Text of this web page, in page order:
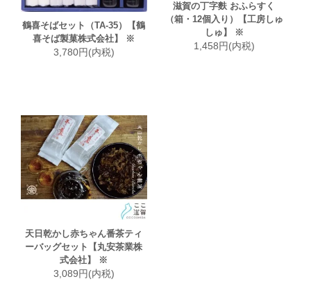
鶴喜そばセット（TA-35）【鶴
喜そば製菓株式会社】 ※
3,780円(内税)
滋賀の丁字麩 おふらすく
（箱・12個入り）【工房しゅ
しゅ】 ※
1,458円(内税)
天日乾かし赤ちゃん番茶ティ
ーバッグセット【丸安茶業株
式会社】 ※
3,089円(内税)